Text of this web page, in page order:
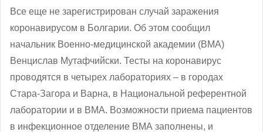
Все еще не зарегистрирован случай заражения
коронавирусом в Болгарии. Об этом сообщил
начальник Военно-медицинской академии (ВМА)
Венцислав Мутафчийски. Тесты на коронавирус
проводятся в четырех лабораториях – в городах
Стара-Загора и Варна, в Национальной референтной
лаборатории и в ВМА. Возможности приема пациентов
в инфекционное отделение ВМА заполнены, и